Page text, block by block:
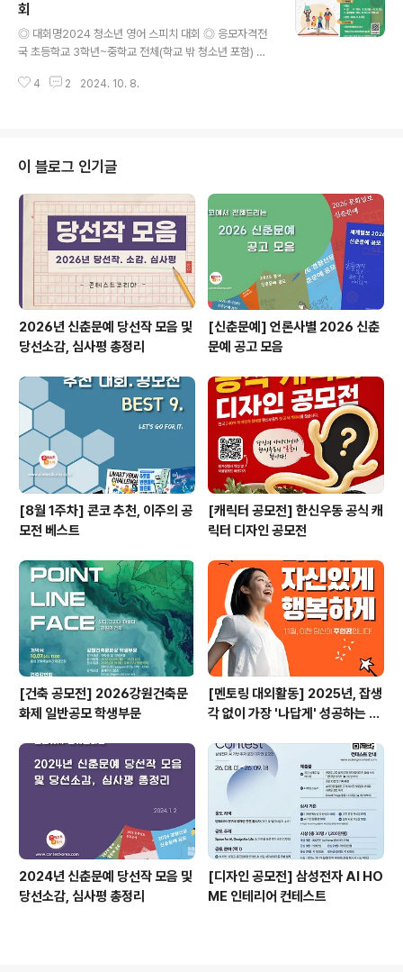
소재 고등학교 1학년에 재학 중인 대한민국 국민으로서, 뇌
에 관심과 열정을 가지고,국제 뇌과학 경시대회의 한국 대
표로 선발되었을 경우에 사명감을 가지고 충실하게 임할
자면 모두 참가 가능합니다. ◎ 접수기간2024.11.1. - 선
착순 마감 ◎ 우승자 특전International Brain Bee에 참
회
◎ 대회명2024 청소년 영어 스피치 대회 ◎ 응모자격전
국 초등학교 3학년~중학교 전체(학교 밖 청소년 포함) ◎
교 및 외국인 학교 재학생 ◎ 접수기간2024. 9. 30. (월)
제 및 형식1) 내가 먼저일까? 가족이 먼저일까?2) 자연을
보존해야하는가? 지구를 발전시켜야하는가?3) 소셜미디
어는 청소년들에게 어떤 영향을 줄까?세가지 중 택1하여
영어스피치 동영상을 제작하여 홈페이지 접수 ◎ 결과안내
2024. 10. 23. (수) 오후 4시 개별 안내 및 공지 예정..
4 2 2024. 10. 8.
이 블로그 인기글
2026년 신춘문예 당선작 모음 및
당선소감, 심사평 총정리
[신춘문예] 언론사별 2026 신춘
문예 공고 모음
[8월 1주차] 콘코 추천, 이주의 공
모전 베스트
[캐릭터 공모전] 한신우동 공식 캐
릭터 디자인 공모전
[건축 공모전] 2026강원건축문
화제 일반공모 학생부문
[멘토링 대외활동] 2025년, 잡생
각 없이 가장 '나답게' 성공하는 법
2024년 신춘문예 당선작 모음 및
당선소감, 심사평 총정리
[디자인 공모전] 삼성전자 AI HO
ME 인테리어 컨테스트